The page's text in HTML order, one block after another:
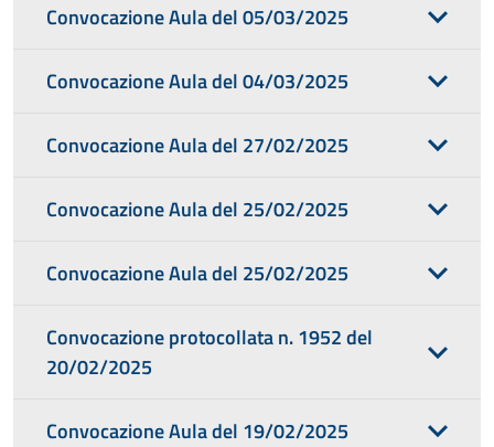
Convocazione Aula del 05/03/2025
Convocazione Aula del 04/03/2025
Convocazione Aula del 27/02/2025
Convocazione Aula del 25/02/2025
Convocazione Aula del 25/02/2025
Convocazione protocollata n. 1952 del
20/02/2025
Convocazione Aula del 19/02/2025